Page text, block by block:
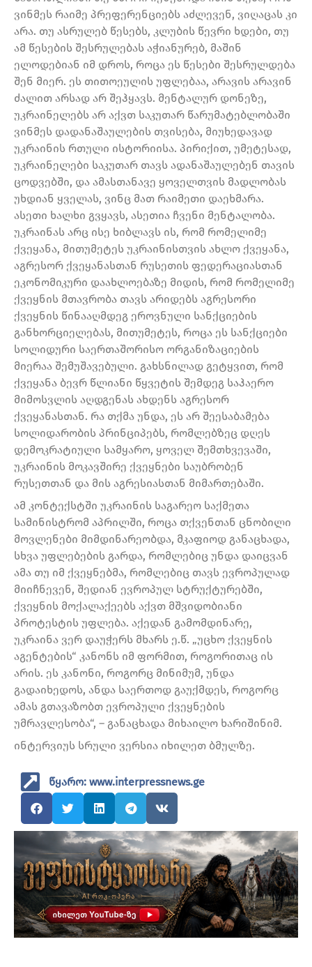
ვინმეს რაიმე პრეფერენციებს აძლევენ, ვიღაცას კი
არა. თუ ასრულებ წესებს, კლუბის წევრი ხდები, თუ
ამ წესების შესრულებას აჭიანურებ, მაშინ
ელოდებიან იმ დროს, როცა ეს წესები შესრულდება
შენ მიერ. ეს თითოეულის უფლებაა, არავის არავინ
ძალით არსად არ შეჰყავს. მენტალურ დონეზე,
უკრაინელებს არ აქვთ საკუთარ წარუმატებლობაში
ვინმეს დადანაშაულების თვისება, მიუხედავად
უკრაინის რთული ისტორიისა. პირიქით, უმეტესად,
უკრაინელები საკუთარ თავს ადანაშაულებენ თავის
ცოდვებში, და ამასთანავე ყოველთვის მადლობას
უხდიან ყველას, ვინც მათ რაიმეთი დაეხმარა.
ასეთი ხალხი გვყავს, ასეთია ჩვენი მენტალობა.
უკრაინას არც ისე ხიბლავს ის, რომ რომელიმე
ქვეყანა, მითუმეტეს უკრაინისთვის ახლო ქვეყანა,
აგრესორ ქვეყანასთან რუსეთის ფედერაციასთან
ეკონომიკური დაახლოებაზე მიდის, რომ რომელიმე
ქვეყნის მთავრობა თავს არიდებს აგრესორი
ქვეყნის წინააღმდეგ ეროვნული სანქციების
განხორციელებას, მითუმეტეს, როცა ეს სანქციები
სოლიდური საერთაშორისო ორგანიზაციების
მიერაა შემუშავებული. გახსნილად გეტყვით, რომ
ქვეყანა ბევრ წლიანი წყვეტის შემდეგ საჰაერო
მიმოსვლის აღდგენას ახდენს აგრესორ
ქვეყანასთან. რა თქმა უნდა, ეს არ შეესაბამება
სოლიდარობის პრინციპებს, რომლებზეც დღეს
დემოკრატიული სამყარო, ყოველ შემთხვევაში,
უკრაინის მოკავშირე ქვეყნები საუბრობენ
რუსეთთან და მის აგრესიასთან მიმართებაში.
ამ კონტექსტში უკრაინის საგარეო საქმეთა
სამინისტრომ აპრილში, როცა თქვენთან ცნობილი
მოვლენები მიმდინარეობდა, მკაფიოდ განაცხადა,
სხვა უფლებების გარდა, რომლებიც უნდა დაიცვან
ამა თუ იმ ქვეყნებმა, რომლებიც თავს ევროპულად
მიიჩნევენ, შედიან ევროპულ სტრუქტურებში,
ქვეყნის მოქალაქეებს აქვთ მშვიდობიანი
პროტესტის უფლება. აქედან გამომდინარე,
უკრაინა ვერ დაუჭერს მხარს ე.წ. „უცხო ქვეყნის
აგენტების“ კანონს იმ ფორმით, როგორითაც ის
არის. ეს კანონი, როგორც მინიმუმ, უნდა
გადაიხედოს, ანდა საერთოდ გაუქმდეს, როგორც
ამას გთავაზობთ ევროპული ქვეყნების
უმრავლესობა“, – განაცხადა მიხაილო ხარიშინიმ.
ინტერვიუს სრული ვერსია იხილეთ ბმულზე.
წყარო: www.interpressnews.ge